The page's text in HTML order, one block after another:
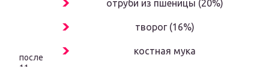
после
отруби из пшеницы (20%)
творог (16%)
костная мука